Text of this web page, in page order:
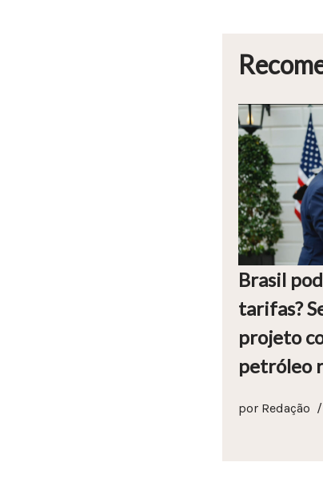
Brasil
tarifas?
projeto
petróleo
por Redação